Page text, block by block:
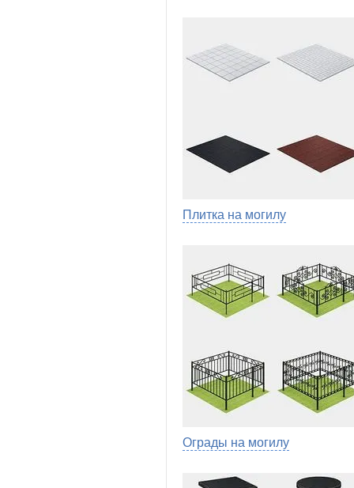
Плитка на могилу
Ограды на могилу